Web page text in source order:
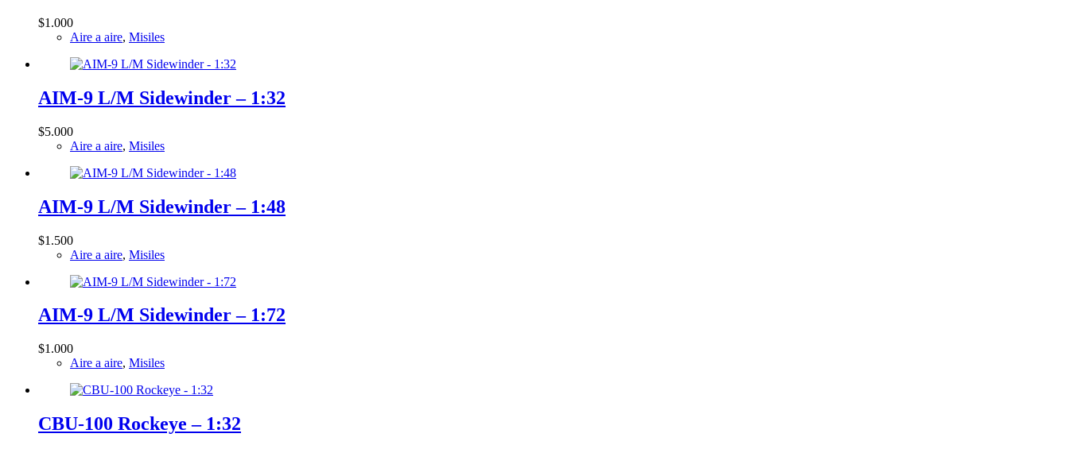
$1.000
Aire a aire, Misiles
AIM-9 L/M Sidewinder – 1:32
$5.000
Aire a aire, Misiles
AIM-9 L/M Sidewinder – 1:48
$1.500
Aire a aire, Misiles
AIM-9 L/M Sidewinder – 1:72
$1.000
Aire a aire, Misiles
CBU-100 Rockeye – 1:32